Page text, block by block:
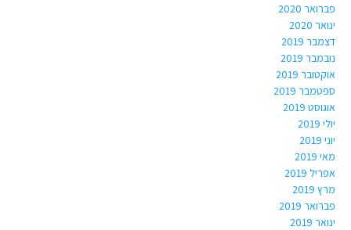
פברואר 2020
ינואר 2020
דצמבר 2019
נובמבר 2019
אוקטובר 2019
ספטמבר 2019
אוגוסט 2019
יולי 2019
יוני 2019
מאי 2019
אפריל 2019
מרץ 2019
פברואר 2019
ינואר 2019